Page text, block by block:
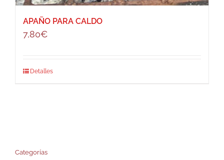
APAÑO PARA CALDO
7,80€
Detalles
Categorías